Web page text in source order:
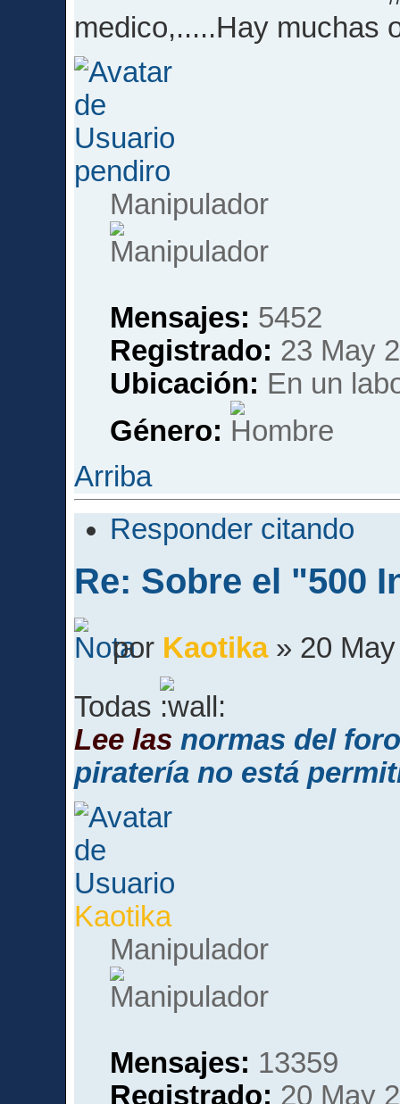
medico,.....Hay muchas
pendiro
Manipulador
Mensajes: 5452
Registrado: 23 May
Ubicación: En un
Género:
Arriba
Responder citando
Re: Sobre el "500
por Kaotika» 20 May
Todas
Lee lasnormas del
piratería no está
Kaotika
Manipulador
Mensajes: 13359
Registrado: 20 May